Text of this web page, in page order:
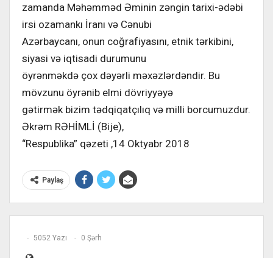
zamanda Məhəmməd Əminin zəngin tarixi-ədəbi
irsi ozamankı İranı və Cənubi
Azərbaycanı, onun coğrafiyasını, etnik tərkibini,
siyasi və iqtisadi durumunu
öyrənməkdə çox dəyərli məxəzlərdəndir. Bu
mövzunu öyrənib elmi dövriyyəyə
gətirmək bizim tədqiqatçılıq və milli borcumuzdur.
Əkrəm RƏHİMLİ (Bije),
“Respublika” qəzeti ,14 Oktyabr 2018
Paylaş
5052 Yazı 0 Şərh